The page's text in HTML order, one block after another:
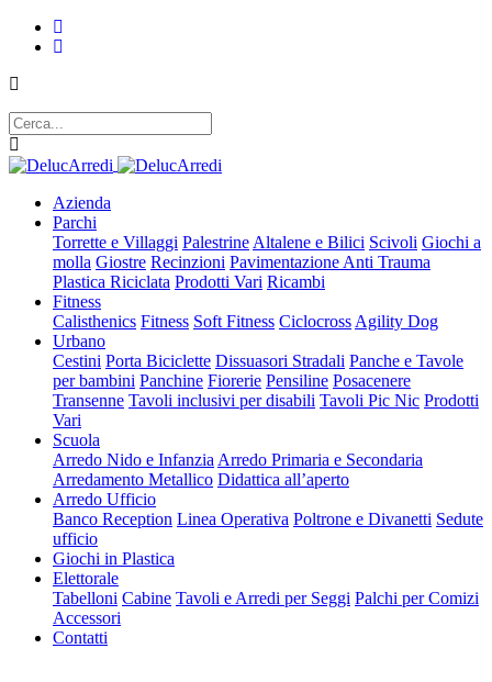
Azienda
Parchi
Torrette e Villaggi Palestrine Altalene e Bilici Scivoli Giochi a
molla Giostre Recinzioni Pavimentazione Anti Trauma
Plastica Riciclata Prodotti Vari Ricambi
Fitness
Calisthenics Fitness Soft Fitness Ciclocross Agility Dog
Urbano
Cestini Porta Biciclette Dissuasori Stradali Panche e Tavole
per bambini Panchine Fiorerie Pensiline Posacenere
Transenne Tavoli inclusivi per disabili Tavoli Pic Nic Prodotti
Vari
Scuola
Arredo Nido e Infanzia Arredo Primaria e Secondaria
Arredamento Metallico Didattica all’aperto
Arredo Ufficio
Banco Reception Linea Operativa Poltrone e Divanetti Sedute
ufficio
Giochi in Plastica
Elettorale
Tabelloni Cabine Tavoli e Arredi per Seggi Palchi per Comizi
Accessori
Contatti